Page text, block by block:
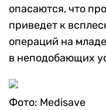
опасаются, что
приведет к
операций на
в неподобающих
Фото: Medisave